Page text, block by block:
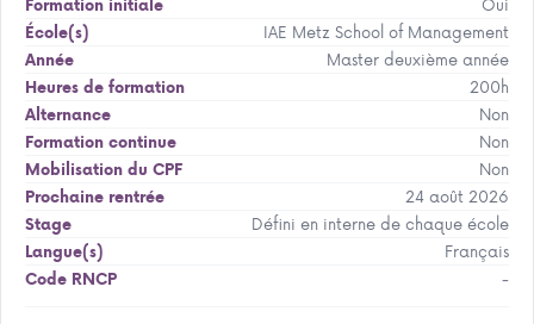
Formation initiale
École(s)
IAE Metz School of Management
Année
Master deuxième année
Heures de formation
200h
Alternance
Non
Formation continue
Non
Mobilisation du CPF
Non
Prochaine rentrée
24 août 2026
Stage
Défini en interne de chaque école
Langue(s)
Français
Code RNCP
-